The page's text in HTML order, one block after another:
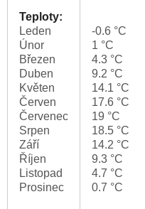
Teploty:
Leden
Únor
Březen
Duben
Květen
Červen
Červenec
Srpen
Září
Říjen
Listopad
Prosinec
-0.6 °C
1 °C
4.3 °C
9.2 °C
14.1 °C
17.6 °C
19 °C
18.5 °C
14.2 °C
9.3 °C
4.7 °C
0.7 °C